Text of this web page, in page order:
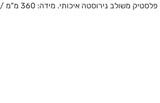
משולב נירוסטה איכותי. מידה: 360 מ"מ / 14.50 אינץ'